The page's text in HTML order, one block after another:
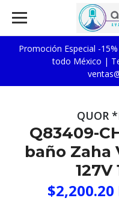
Promoción Especial -
todo México |
QUOR
Q83409-
baño Zaha
$2,200.20